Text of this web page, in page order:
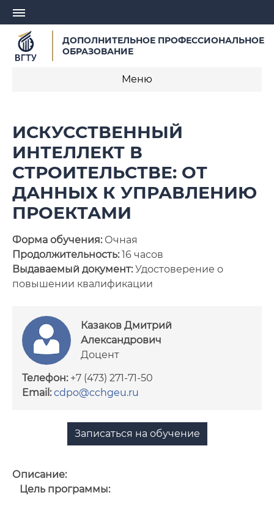
ДОПОЛНИТЕЛЬНОЕ ПРОФЕССИОНАЛЬНОЕ
ОБРАЗОВАНИЕ
Меню
Профессиональная переподготовка
Курсы повышения квалификации
Заявка на разработку образовательной
программы
Документы
Нормативное обеспечение
образовательных программ
ИСКУССТВЕННЫЙ
ИНТЕЛЛЕКТ В
СТРОИТЕЛЬСТВЕ: ОТ
ДАННЫХ К УПРАВЛЕНИЮ
ПРОЕКТАМИ
Форма обучения: Очная
Продолжительность:16 часов
Выдаваемый документ:Удостоверение о
повышении квалификации
Казаков Дмитрий
Александрович
Доцент
Телефон:+7 (473) 271-71-50
Email: cdpo@cchgeu.ru
Записаться на обучение
Описание:
Цель программы: